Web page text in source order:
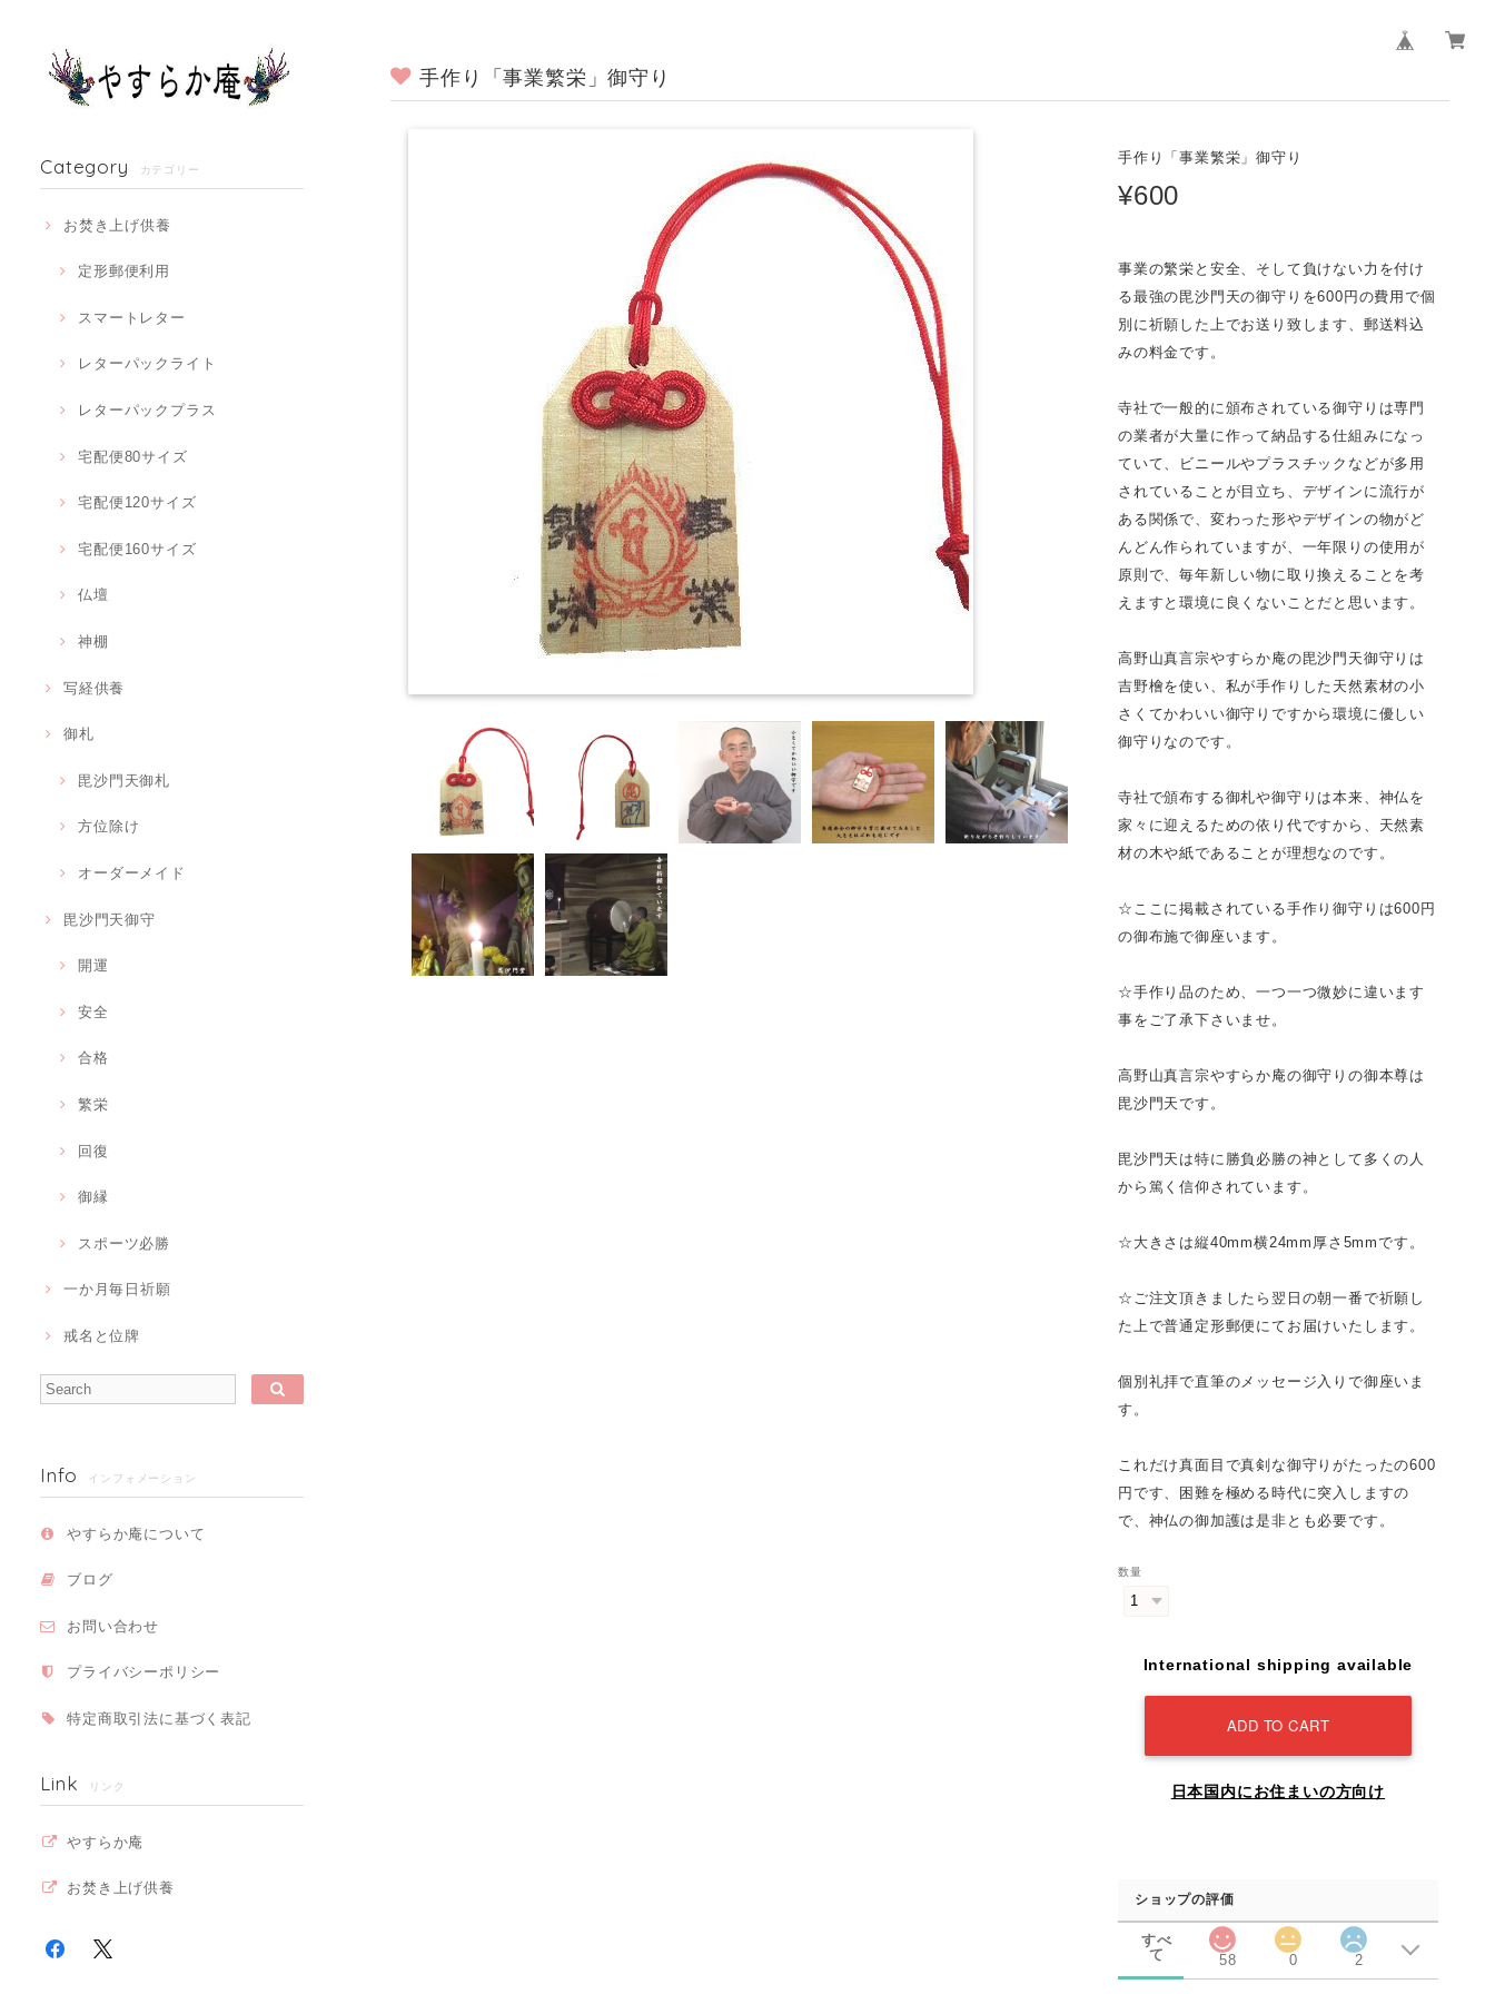
Category カテゴリー
お焚き上げ供養
定形郵便利用
スマートレター
レターパックライト
レターパックプラス
宅配便80サイズ
宅配便120サイズ
宅配便160サイズ
仏壇
神棚
写経供養
御札
毘沙門天御札
方位除け
オーダーメイド
毘沙門天御守
開運
安全
合格
繁栄
回復
御縁
スポーツ必勝
一か月毎日祈願
戒名と位牌
Info インフォメーション
やすらか庵について
ブログ
お問い合わせ
プライバシーポリシー
特定商取引法に基づく表記
Link リンク
やすらか庵
お焚き上げ供養
手作り「事業繁栄」御守り
手作り「事業繁栄」御守り
¥600
事業の繁栄と安全、そして負けない力を付け
る最強の毘沙門天の御守りを600円の費用で個
別に祈願した上でお送り致します、郵送料込
みの料金です。
寺社で一般的に頒布されている御守りは専門
の業者が大量に作って納品する仕組みになっ
ていて、ビニールやプラスチックなどが多用
されていることが目立ち、デザインに流行が
ある関係で、変わった形やデザインの物がど
んどん作られていますが、一年限りの使用が
原則で、毎年新しい物に取り換えることを考
えますと環境に良くないことだと思います。
高野山真言宗やすらか庵の毘沙門天御守りは
吉野檜を使い、私が手作りした天然素材の小
さくてかわいい御守りですから環境に優しい
御守りなのです。
寺社で頒布する御札や御守りは本来、神仏を
家々に迎えるための依り代ですから、天然素
材の木や紙であることが理想なのです。
☆ここに掲載されている手作り御守りは600円
の御布施で御座います。
☆手作り品のため、一つ一つ微妙に違います
事をご了承下さいませ。
高野山真言宗やすらか庵の御守りの御本尊は
毘沙門天です。
毘沙門天は特に勝負必勝の神として多くの人
から篤く信仰されています。
☆大きさは縦40mm横24mm厚さ5mmです。
☆ご注文頂きましたら翌日の朝一番で祈願し
た上で普通定形郵便にてお届けいたします。
個別礼拝で直筆のメッセージ入りで御座いま
す。
これだけ真面目で真剣な御守りがたったの600
円です、困難を極める時代に突入しますの
で、神仏の御加護は是非とも必要です。
数量
International shipping available
ADD TO CART
日本国内にお住まいの方向け
ショップの評価
すべ
て
58 0 2